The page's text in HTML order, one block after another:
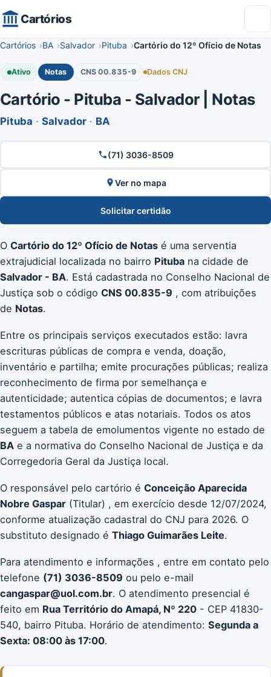
Cartórios
Cartórios BA Salvador Pituba Cartório do 12º Ofício de Notas
Ativo Notas CNS 00.835-9 Dados CNJ
Cartório - Pituba - Salvador | Notas
Pituba · Salvador · BA
(71) 3036-8509
Ver no mapa
Solicitar certidão
O Cartório do 12º Ofício de Notas é uma serventia
extrajudicial localizada no bairro Pituba na cidade de
Salvador - BA. Está cadastrada no Conselho Nacional de
Justiça sob o código CNS 00.835-9 , com atribuições
de Notas.
Entre os principais serviços executados estão: lavra
escrituras públicas de compra e venda, doação,
inventário e partilha; emite procurações públicas; realiza
reconhecimento de firma por semelhança e
autenticidade; autentica cópias de documentos; e lavra
testamentos públicos e atas notariais. Todos os atos
seguem a tabela de emolumentos vigente no estado de
BA e a normativa do Conselho Nacional de Justiça e da
Corregedoria Geral da Justiça local.
O responsável pelo cartório é Conceição Aparecida
Nobre Gaspar (Titular) , em exercício desde 12/07/2024,
conforme atualização cadastral do CNJ para 2026. O
substituto designado é Thiago Guimarães Leite.
Para atendimento e informações , entre em contato pelo
telefone (71) 3036-8509 ou pelo e-mail
cangaspar@uol.com.br. O atendimento presencial é
feito em Rua Território do Amapá, Nº 220 - CEP 41830-
540, bairro Pituba. Horário de atendimento: Segunda a
Sexta: 08:00 às 17:00.